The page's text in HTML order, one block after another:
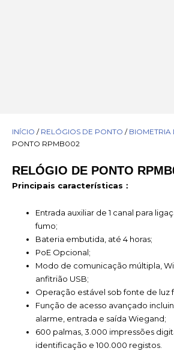
INÍCIO / RELÓGIOS DE PONTO / BIOMETRIA
PONTO RPMB002
RELÓGIO DE PONTO
Principais características：
Entrada auxiliar de 1 canal para
fumo;
Bateria embutida, até 4 horas;
PoE Opcional;
Modo de comunicação múltipla, Wi-
anfitrião USB;
Operação estável sob fonte de luz
Função de acesso avançado
alarme, entrada e saída Wiegand;
600 palmas, 3.000 impressões
identificação e 100.000 registos.